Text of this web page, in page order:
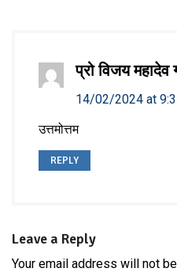
प्रो विजय महादेव
14/02/2024 at
उत्तमोत्तम
REPLY
Leave a Reply
Your email address will not